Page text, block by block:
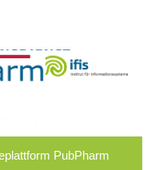
PubPharm